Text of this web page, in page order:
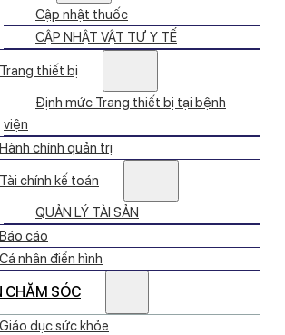
Cập nhật thuốc
CẬP NHẬT VẬT TƯ Y TẾ
Trang thiết bị
Định mức Trang thiết bị tại bệnh
viện
Hành chính quản trị
Tài chính kế toán
QUẢN LÝ TÀI SẢN
Báo cáo
Cá nhân điển hình
CHĂM SÓC
Giáo dục sức khỏe